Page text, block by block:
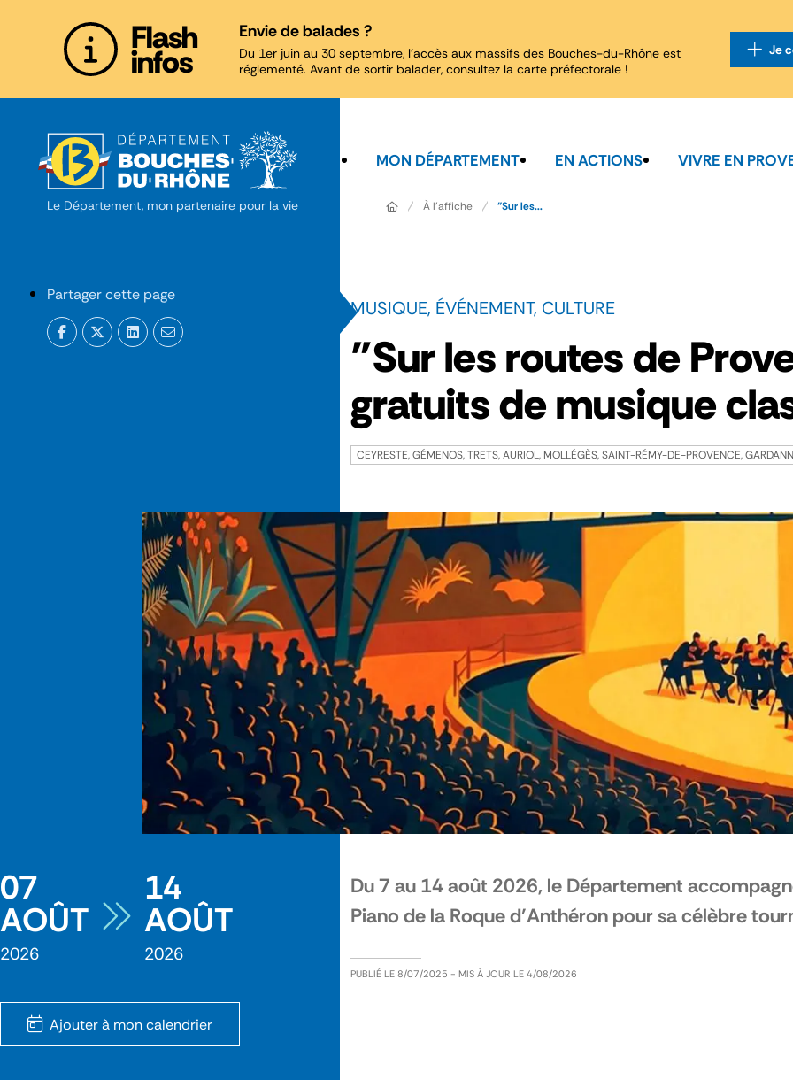
Flash
infos
Envie de balades ?
Du 1er juin au 30 septembre, l'accès aux massifs des Bouches-du-Rhône est
réglementé. Avant de sortir balader, consultez la carte préfectorale !
Je
Le Département, mon partenaire pour la vie
MON DÉPARTEMENT EN ACTIONS VIVRE EN
À l'affiche
"Sur les...
MUSIQUE, ÉVÉNEMENT, CULTURE
"Sur les routes de
gratuits de musique
CEYRESTE, GÉMENOS, TRETS, AURIOL, MOLLÉGÈS, SAINT-RÉMY-DE-PROVENCE,
Du 7 au 14 août 2026, le Département
Piano de la Roque d’Anthéron pour sa célèbre
PUBLIÉ LE 8/07/2025 - MIS À JOUR LE 4/08/2026
07
AOÛT
2026
14
AOÛT
2026
Ajouter à mon calendrier
Partager cette page